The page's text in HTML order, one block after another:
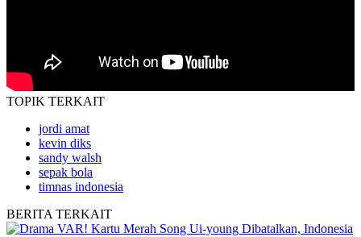
TOPIK TERKAIT
jordi amat
kevin diks
sandy walsh
sepak bola
timnas indonesia
BERITA TERKAIT